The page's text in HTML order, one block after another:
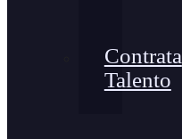
Contrata
Talento